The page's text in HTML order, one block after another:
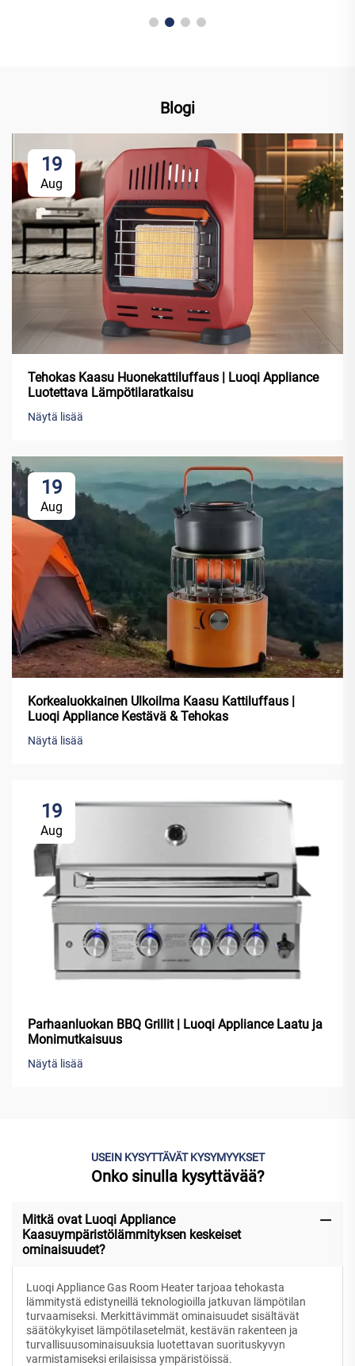
Blogi
19
Aug
Tehokas Kaasu Huonekattiluffaus | Luoqi Appliance
Luotettava Lämpötilaratkaisu
Näytä lisää
19
Aug
Korkealuokkainen Ulkoilma Kaasu Kattiluffaus |
Luoqi Appliance Kestävä & Tehokas
Näytä lisää
19
Aug
Parhaanluokan BBQ Grillit | Luoqi Appliance Laatu ja
Monimutkaisuus
Näytä lisää
USEIN KYSYTTÄVÄT KYSYMYYKSET
Onko sinulla kysyttävää?
Mitkä ovat Luoqi Appliance
Kaasuympäristölämmityksen keskeiset
ominaisuudet?
Luoqi Appliance Gas Room Heater tarjoaa tehokasta
lämmitystä edistyneillä teknologioilla jatkuvan lämpötilan
turvaamiseksi. Merkittävimmät ominaisuudet sisältävät
säätökykyiset lämpötilasetelmät, kestävän rakenteen ja
turvallisuusominaisuuksia luotettavan suorituskyvyn
varmistamiseksi erilaisissa ympäristöissä.